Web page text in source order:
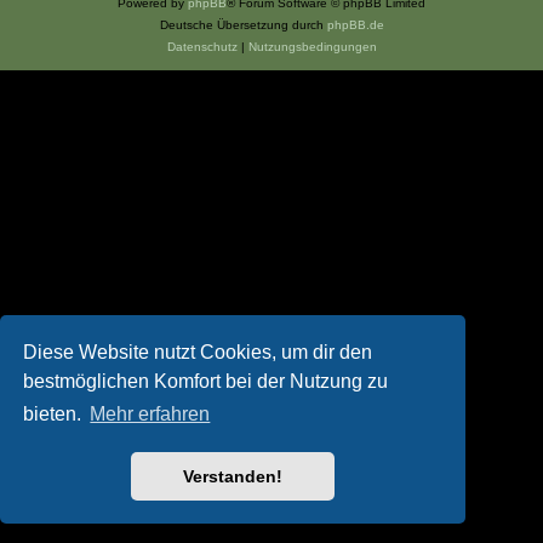
Diese Website nutzt Cookies, um dir den
bestmöglichen Komfort bei der Nutzung zu
bieten. Mehr erfahren
Verstanden!
Powered by phpBB® Forum Software © phpBB Limited
Deutsche Übersetzung durch phpBB.de
Datenschutz| Nutzungsbedingungen